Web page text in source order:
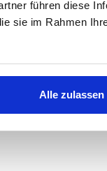
führen diese
sie im Rahmen
Alle zulassen